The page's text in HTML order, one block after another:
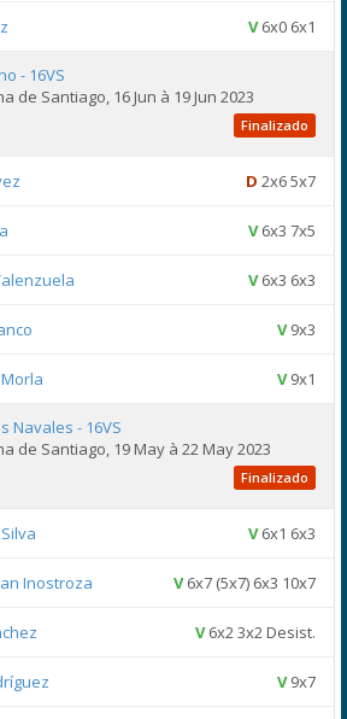
V6x0 6x1
- 16VS
de Santiago, 16 Jun à 19 Jun 2023
Finalizado
D 2x6 5x7
V6x3 7x5
V6x3 6x3
V9x3
V9x1
Navales - 16VS
de Santiago, 19 May à 22 May 2023
Finalizado
V6x1 6x3
Inostroza V6x7 (5x7) 6x3 10x7
V6x2 3x2 Desist.
V9x7